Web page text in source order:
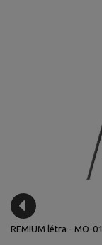
- MO-018 - Marbo